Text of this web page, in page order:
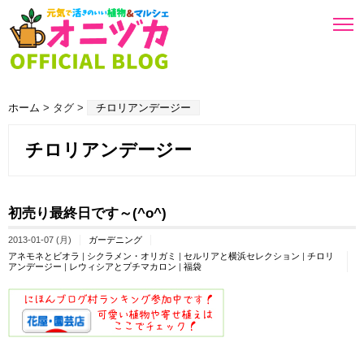
ホーム > タグ > チロリアンデージー
チロリアンデージー
初売り最終日です～(^o^)
2013-01-07 (月)
ガーデニング
アネモネとビオラ | シクラメン・オリガミ | セルリアと横浜セレクション | チロリ
アンデージー | レウィシアとプチマカロン | 福袋